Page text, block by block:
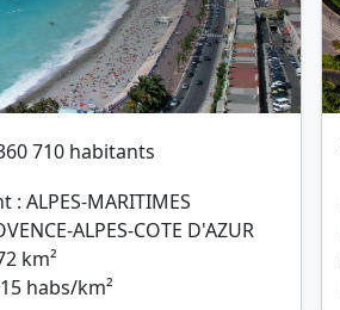
710 habitants
ALPES-MARITIMES
ALPES-COTE D'AZUR
km²
habs/km²